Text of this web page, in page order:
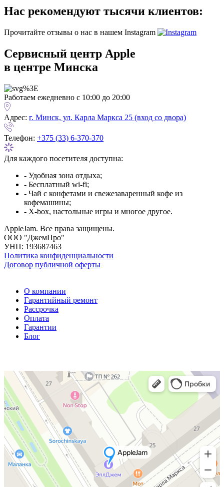
Нас рекомендуют тысячи клиентов:
Прочитайте отзывы о нас в нашем Instagram
Сервисный центр Apple
в центре Минска
Работаем ежедневно с 10:00 до 20:00
Адрес: г. Минск, ул. Карла Маркса 25 (вход со двора)
Телефон: +375 (33) 6-370-370
Для каждого посетителя доступна:
- Удобная зона отдыха;
- Бесплатный wi-fi;
- Чай с конфетами и свежезаваренный кофе из
кофемашины;
- X-box, настольные игры и многое другое.
AppleJam. Все права защищены.
ООО "ДжемПро"
УНП: 193687463
Политика конфиденциальности
Договор публичной оферты
О компании
Гарантийный ремонт
Рассрочка
Оплата
Гарантии
Блог